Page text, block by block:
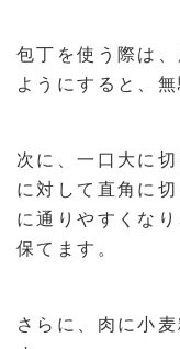
包丁を使う際は
ようにすると、
次に、一口大に
に対して直角に
に通りやすくな
保てます。
さらに、肉に小